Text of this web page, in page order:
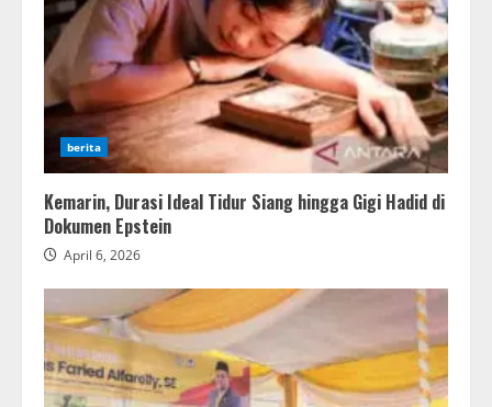
berita
Kemarin, Durasi Ideal Tidur Siang hingga Gigi Hadid di
Dokumen Epstein
April 6, 2026